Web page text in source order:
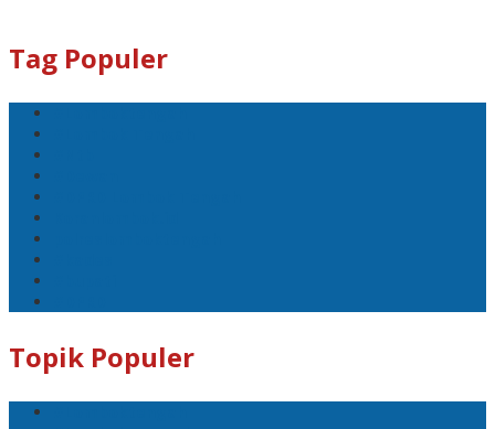
Tag Populer
Topik Populer